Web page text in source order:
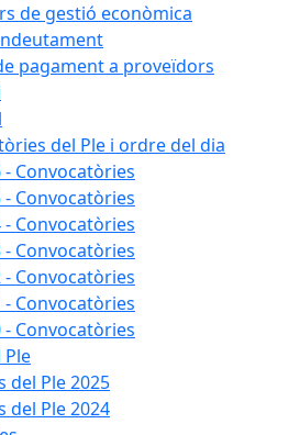
de gestió econòmica
pagament a proveïdors
del Ple i ordre del dia
- Convocatòries
- Convocatòries
- Convocatòries
- Convocatòries
- Convocatòries
- Convocatòries
- Convocatòries
Ple
del Ple 2025
del Ple 2024